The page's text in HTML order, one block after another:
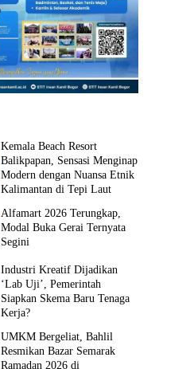
Kemala Beach Resort
Balikpapan, Sensasi Menginap
Modern dengan Nuansa Etnik
Kalimantan di Tepi Laut
Alfamart 2026 Terungkap,
Modal Buka Gerai Ternyata
Segini
Industri Kreatif Dijadikan
‘Lab Uji’, Pemerintah
Siapkan Skema Baru Tenaga
Kerja?
UMKM Bergeliat, Bahlil
Resmikan Bazar Semarak
Ramadan 2026 di